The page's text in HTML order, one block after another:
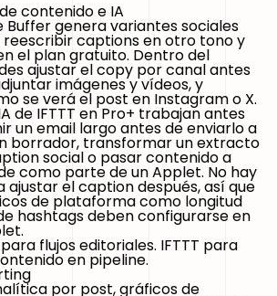
contenido e IA
Buffer genera variantes sociales
reescribir captions en otro tono y
el plan gratuito. Dentro del
ajustar el copy por canal antes
imágenes y vídeos, y
se verá el post en Instagram o X.
de IFTTT en Pro+ trabajan antes
un email largo antes de enviarlo a
borrador, transformar un extracto
social o pasar contenido a
como parte de un Applet. No hay
el caption después, así que
de plataforma como longitud
hashtags deben configurarse en
flujos editoriales. IFTTT para
en pipeline.
por post, gráficos de